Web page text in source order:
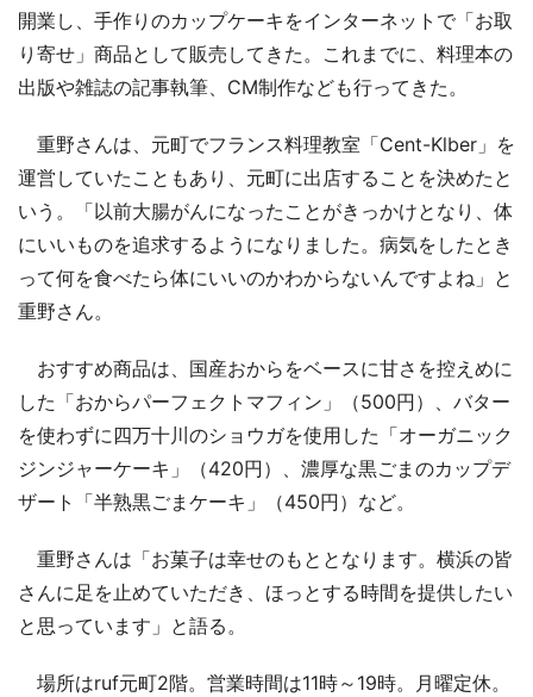
開業し、手作りのカップケーキをインターネットで「お取
り寄せ」商品として販売してきた。これまでに、料理本の
出版や雑誌の記事執筆、CM制作なども行ってきた。
重野さんは、元町でフランス料理教室「Cent-Klber」を
運営していたこともあり、元町に出店することを決めたと
いう。「以前大腸がんになったことがきっかけとなり、体
にいいものを追求するようになりました。病気をしたとき
って何を食べたら体にいいのかわからないんですよね」と
重野さん。
おすすめ商品は、国産おからをベースに甘さを控えめに
した「おからパーフェクトマフィン」（500円）、バター
を使わずに四万十川のショウガを使用した「オーガニック
ジンジャーケーキ」（420円）、濃厚な黒ごまのカップデ
ザート「半熟黒ごまケーキ」（450円）など。
重野さんは「お菓子は幸せのもととなります。横浜の皆
さんに足を止めていただき、ほっとする時間を提供したい
と思っています」と語る。
場所はruf元町2階。営業時間は11時～19時。月曜定休。